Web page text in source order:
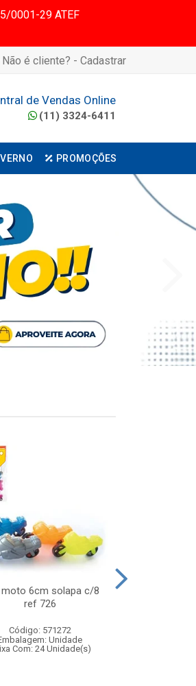
0001-29 ATEF
Não é cliente? - Cadastrar
de Vendas Online
(11) 3324-6411
PROMOÇÕES
moto 6cm solapa c/8
ref 726
Código: 571272
Unidade
Com: 24 Unidade(s)